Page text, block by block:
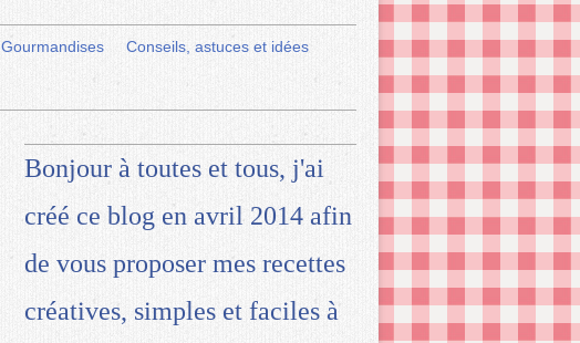
Gourmandises Conseils, astuces et idées
Bonjour à toutes et tous, j'ai
créé ce blog en avril 2014 afin
de vous proposer mes recettes
créatives, simples et faciles à